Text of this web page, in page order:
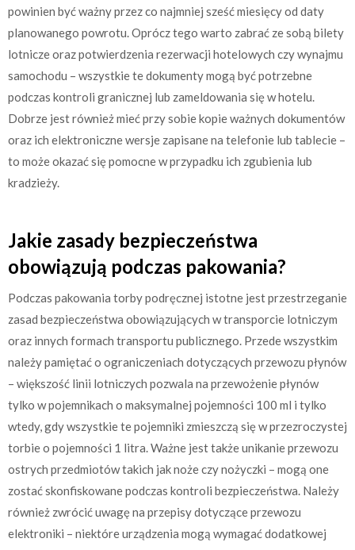
powinien być ważny przez co najmniej sześć miesięcy od daty
planowanego powrotu. Oprócz tego warto zabrać ze sobą bilety
lotnicze oraz potwierdzenia rezerwacji hotelowych czy wynajmu
samochodu – wszystkie te dokumenty mogą być potrzebne
podczas kontroli granicznej lub zameldowania się w hotelu.
Dobrze jest również mieć przy sobie kopie ważnych dokumentów
oraz ich elektroniczne wersje zapisane na telefonie lub tablecie –
to może okazać się pomocne w przypadku ich zgubienia lub
kradzieży.
Jakie zasady bezpieczeństwa
obowiązują podczas pakowania?
Podczas pakowania torby podręcznej istotne jest przestrzeganie
zasad bezpieczeństwa obowiązujących w transporcie lotniczym
oraz innych formach transportu publicznego. Przede wszystkim
należy pamiętać o ograniczeniach dotyczących przewozu płynów
– większość linii lotniczych pozwala na przewożenie płynów
tylko w pojemnikach o maksymalnej pojemności 100 ml i tylko
wtedy, gdy wszystkie te pojemniki zmieszczą się w przezroczystej
torbie o pojemności 1 litra. Ważne jest także unikanie przewozu
ostrych przedmiotów takich jak noże czy nożyczki – mogą one
zostać skonfiskowane podczas kontroli bezpieczeństwa. Należy
również zwrócić uwagę na przepisy dotyczące przewozu
elektroniki – niektóre urządzenia mogą wymagać dodatkowej